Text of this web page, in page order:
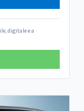
digitale e a